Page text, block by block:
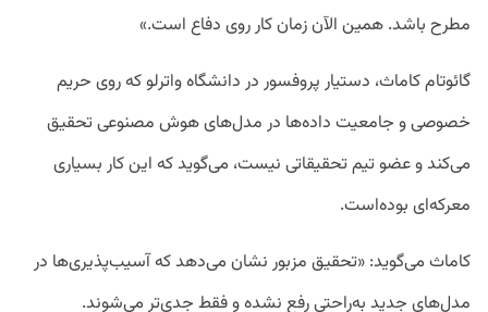
مطرح باشد. همین الآن زمان کار روی دفاع است.»
گائوتام کاماث، دستیار پروفسور در دانشگاه واترلو که روی حریم
خصوصی و جامعیت داده‌ها در مدل‌های هوش مصنوعی تحقیق
می‌کند و عضو تیم تحقیقاتی نیست، می‌گوید که این کار بسیاری
معرکه‌ای بوده‌است.
کاماث می‌گوید: «تحقیق مزبور نشان می‌دهد که آسیب‌پذیری‌ها در
مدل‌های جدید به‌راحتی رفع نشده و فقط جدی‌تر می‌شوند.